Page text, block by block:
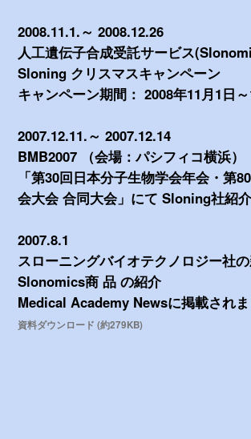
2008.11.1.～ 2008.12.26
人工遺伝子合成受託サービス
Sloning クリスマスキャンペーン
キャンペーン期間： 2008年11月1日
2007.12.11.～ 2007.12.14
BMB2007 （会場：パシフィコ横浜）
「第30回日本分子生物学会年会・第
会大会 合同大会」にて Sloning社紹
2007.8.1
スローニングバイオテクノロジー社
Slonomics商 品 の紹介
Medical Academy Newsに掲載され
資料ダウンロード (約279KB)